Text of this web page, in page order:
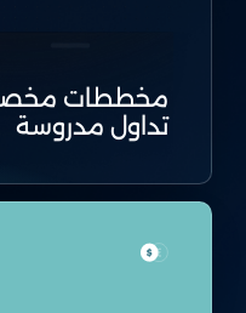
مخططات
تداول مدروسة